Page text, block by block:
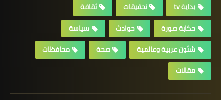
بداية tv
تحقيقات
ثقافة
حكاية صورة
حوادث
سياسة
شئون عربية وعالمية
صحة
محافظات
مقالات